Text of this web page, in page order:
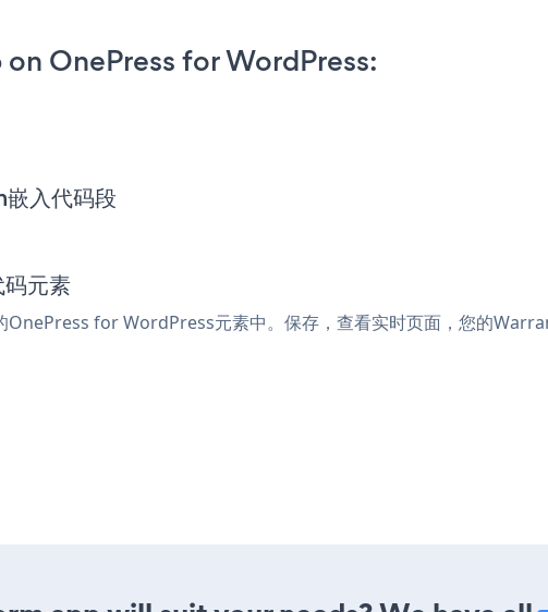
OnePress for WordPress:
入代码段
元素
for WordPress元素中。保存，查看实时页面，您的